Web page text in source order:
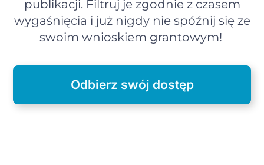
publikacji. Filtruj je zgodnie z czasem
wygaśnięcia i już nigdy nie spóźnij się ze
swoim wnioskiem grantowym!
Odbierz swój dostęp